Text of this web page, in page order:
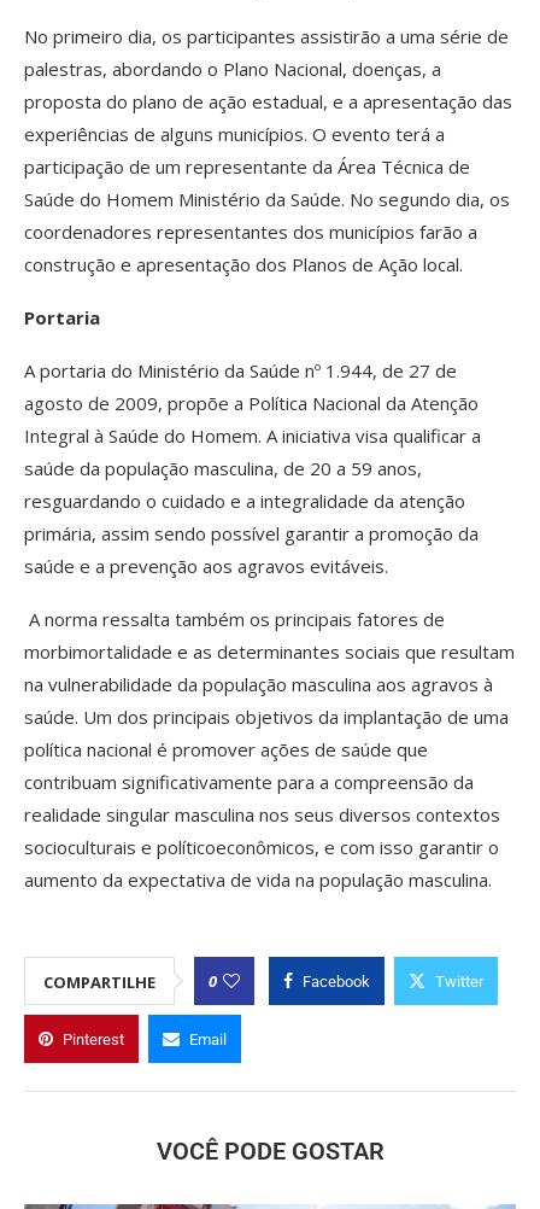
No primeiro dia, os participantes assistirão a uma série de
palestras, abordando o Plano Nacional, doenças, a
proposta do plano de ação estadual, e a apresentação das
experiências de alguns municípios. O evento terá a
participação de um representante da Área Técnica de
Saúde do Homem Ministério da Saúde. No segundo dia, os
coordenadores representantes dos municípios farão a
construção e apresentação dos Planos de Ação local.
Portaria
A portaria do Ministério da Saúde nº 1.944, de 27 de
agosto de 2009, propõe a Política Nacional da Atenção
Integral à Saúde do Homem. A iniciativa visa qualificar a
saúde da população masculina, de 20 a 59 anos,
resguardando o cuidado e a integralidade da atenção
primária, assim sendo possível garantir a promoção da
saúde e a prevenção aos agravos evitáveis.
A norma ressalta também os principais fatores de
morbimortalidade e as determinantes sociais que resultam
na vulnerabilidade da população masculina aos agravos à
saúde. Um dos principais objetivos da implantação de uma
política nacional é promover ações de saúde que
contribuam significativamente para a compreensão da
realidade singular masculina nos seus diversos contextos
socioculturais e políticoeconômicos, e com isso garantir o
aumento da expectativa de vida na população masculina.
COMPARTILHE 0 Facebook Twitter
Pinterest Email
VOCÊ PODE GOSTAR